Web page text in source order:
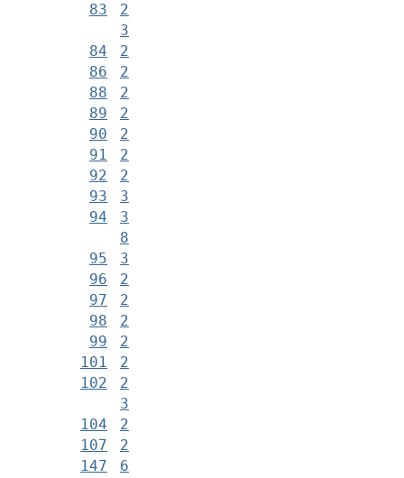
83
2
3
84
2
86
2
88
2
89
2
90
2
91
2
92
2
93
3
94
3
8
95
3
96
2
97
2
98
2
99
2
101
2
102
2
3
104
2
107
2
147
6